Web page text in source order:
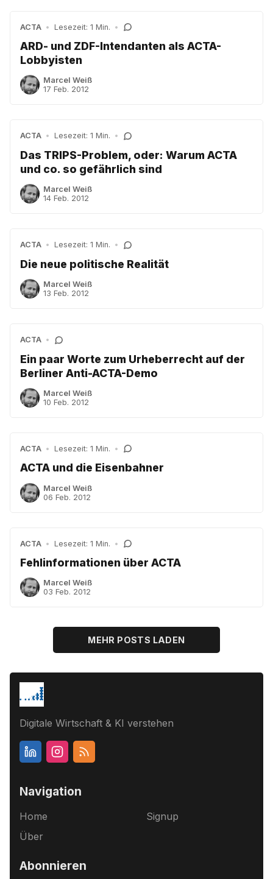
ACTA • Lesezeit: 1 Min. •
ARD- und ZDF-Intendanten als ACTA-
Lobbyisten
Marcel Weiß
17 Feb. 2012
ACTA • Lesezeit: 1 Min. •
Das TRIPS-Problem, oder: Warum ACTA
und co. so gefährlich sind
Marcel Weiß
14 Feb. 2012
ACTA • Lesezeit: 1 Min. •
Die neue politische Realität
Marcel Weiß
13 Feb. 2012
ACTA •
Ein paar Worte zum Urheberrecht auf der
Berliner Anti-ACTA-Demo
Marcel Weiß
10 Feb. 2012
ACTA • Lesezeit: 1 Min. •
ACTA und die Eisenbahner
Marcel Weiß
06 Feb. 2012
ACTA • Lesezeit: 1 Min. •
Fehlinformationen über ACTA
Marcel Weiß
03 Feb. 2012
MEHR POSTS LADEN
Digitale Wirtschaft & KI verstehen
Navigation
Home
Über
Signup
Abonnieren